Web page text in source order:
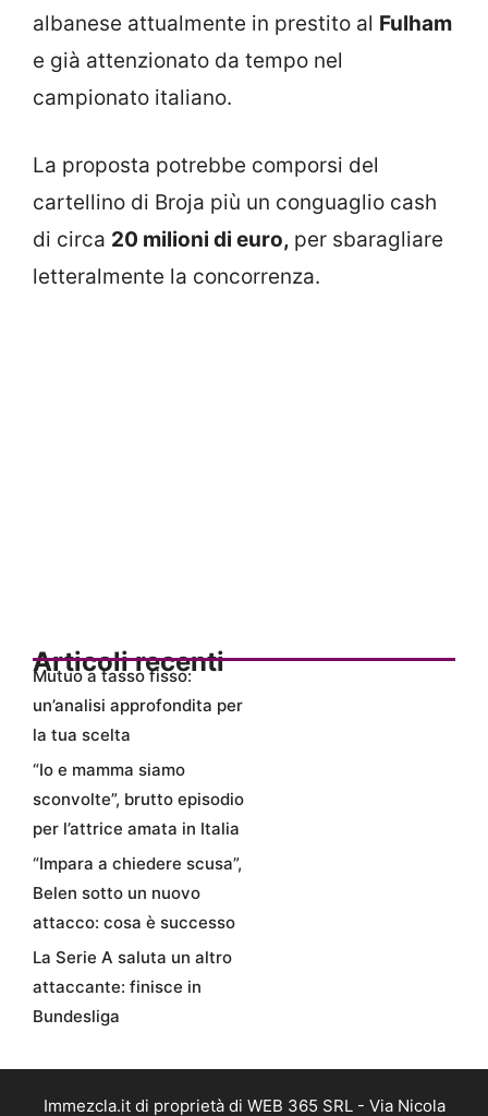
albanese attualmente in prestito al Fulham
e già attenzionato da tempo nel
campionato italiano.
La proposta potrebbe comporsi del
cartellino di Broja più un conguaglio cash
di circa 20 milioni di euro, per sbaragliare
letteralmente la concorrenza.
Articoli recenti
Mutuo a tasso fisso:
un’analisi approfondita per
la tua scelta
“Io e mamma siamo
sconvolte”, brutto episodio
per l’attrice amata in Italia
“Impara a chiedere scusa”,
Belen sotto un nuovo
attacco: cosa è successo
La Serie A saluta un altro
attaccante: finisce in
Bundesliga
Immezcla.it di proprietà di WEB 365 SRL - Via Nicola